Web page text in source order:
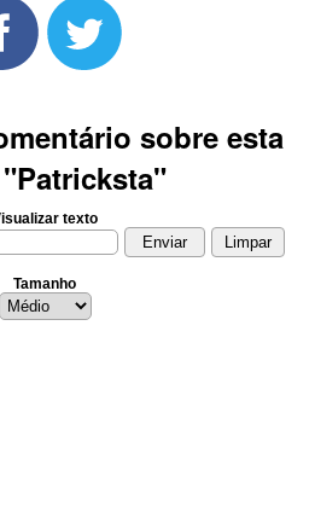
sobre esta
texto
Tamanho